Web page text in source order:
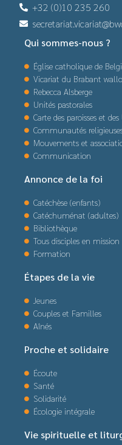
+32 (0)10 235 260
Qui sommes-nous ?
Église catholique de
Vicariat du Brabant
Rebecca Alsberge
Unités pastorales
Carte des paroisses et des
Communautés
Mouvements et
Communication
Annonce de la foi
Catéchèse (enfants)
Catéchuménat (adultes)
Bibliothèque
Tous disciples en mission
Formation
Étapes de la vie
Jeunes
Couples et Familles
Aînés
Proche et solidaire
Écoute
Santé
Solidarité
Écologie intégrale
Vie spirituelle et